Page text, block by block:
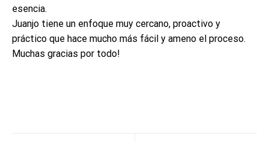
esencia.
Juanjo tiene un enfoque muy cercano, proactivo y
práctico que hace mucho más fácil y ameno el proceso.
Muchas gracias por todo!